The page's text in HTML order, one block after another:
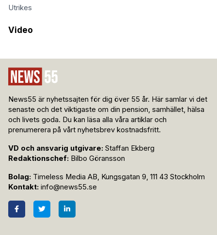
Utrikes
Video
News55 är nyhetssajten för dig över 55 år. Här samlar vi det
senaste och det viktigaste om din pension, samhället, hälsa
och livets goda. Du kan läsa alla våra artiklar och
prenumerera på vårt nyhetsbrev kostnadsfritt.
VD och ansvarig utgivare: Staffan Ekberg
Redaktionschef: Bilbo Göransson
Bolag: Timeless Media AB, Kungsgatan 9, 111 43 Stockholm
Kontakt: info@news55.se